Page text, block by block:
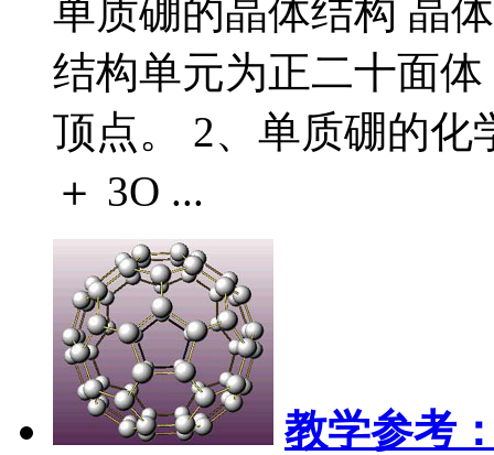
单质硼的晶体结构 晶
结构单元为正二十面
顶点。 2、单质硼的化
＋ 3O ...
教学参考